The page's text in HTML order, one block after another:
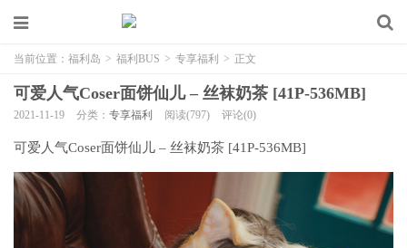
当前位置： 福利岛 > 福利BUS > 专享福利 > 正文
可爱人气Coser面饼仙儿 – 丝袜奶茶 [41P-536MB]
2021-11-19 分类： 专享福利 阅读(797) 评论(0)
可爱人气Coser面饼仙儿 – 丝袜奶茶 [41P-536MB]